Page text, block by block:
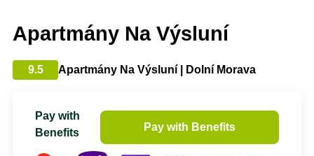
Apartmány Na Výsluní
9.5 Apartmány Na Výsluní | Dolní Morava
Pay with
Benefits
Pay with Benefits